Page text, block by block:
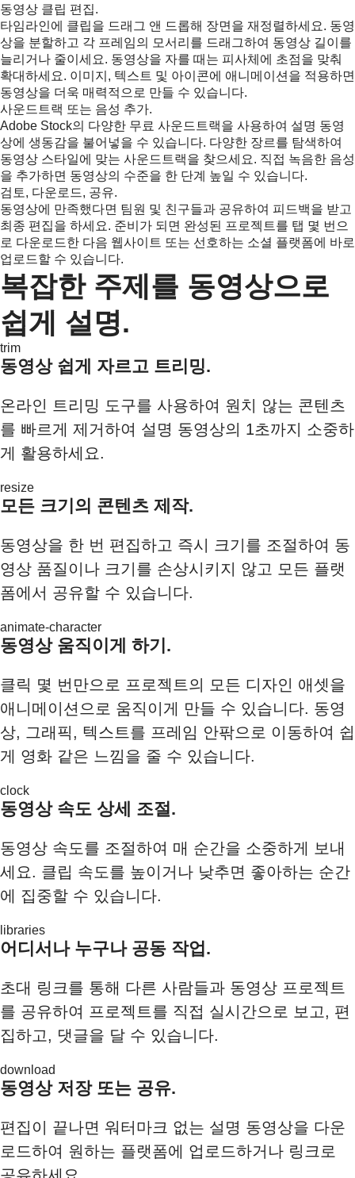
동영상 클립 편집.
타임라인에 클립을 드래그 앤 드롭해 장면을 재정렬하세요. 동영
상을 분할하고 각 프레임의 모서리를 드래그하여 동영상 길이를
늘리거나 줄이세요. 동영상을 자를 때는 피사체에 초점을 맞춰
확대하세요. 이미지, 텍스트 및 아이콘에 애니메이션을 적용하면
동영상을 더욱 매력적으로 만들 수 있습니다.
사운드트랙 또는 음성 추가.
Adobe Stock의 다양한 무료 사운드트랙을 사용하여 설명 동영
상에 생동감을 불어넣을 수 있습니다. 다양한 장르를 탐색하여
동영상 스타일에 맞는 사운드트랙을 찾으세요. 직접 녹음한 음성
을 추가하면 동영상의 수준을 한 단계 높일 수 있습니다.
검토, 다운로드, 공유.
동영상에 만족했다면 팀원 및 친구들과 공유하여 피드백을 받고
최종 편집을 하세요. 준비가 되면 완성된 프로젝트를 탭 몇 번으
로 다운로드한 다음 웹사이트 또는 선호하는 소셜 플랫폼에 바로
업로드할 수 있습니다.
복잡한 주제를 동영상으로
쉽게 설명.
trim
동영상 쉽게 자르고 트리밍.
온라인 트리밍 도구를 사용하여 원치 않는 콘텐츠
를 빠르게 제거하여 설명 동영상의 1초까지 소중하
게 활용하세요.
resize
모든 크기의 콘텐츠 제작.
동영상을 한 번 편집하고 즉시 크기를 조절하여 동
영상 품질이나 크기를 손상시키지 않고 모든 플랫
폼에서 공유할 수 있습니다.
animate-character
동영상 움직이게 하기.
클릭 몇 번만으로 프로젝트의 모든 디자인 애셋을
애니메이션으로 움직이게 만들 수 있습니다. 동영
상, 그래픽, 텍스트를 프레임 안팎으로 이동하여 쉽
게 영화 같은 느낌을 줄 수 있습니다.
clock
동영상 속도 상세 조절.
동영상 속도를 조절하여 매 순간을 소중하게 보내
세요. 클립 속도를 높이거나 낮추면 좋아하는 순간
에 집중할 수 있습니다.
libraries
어디서나 누구나 공동 작업.
초대 링크를 통해 다른 사람들과 동영상 프로젝트
를 공유하여 프로젝트를 직접 실시간으로 보고, 편
집하고, 댓글을 달 수 있습니다.
download
동영상 저장 또는 공유.
편집이 끝나면 워터마크 없는 설명 동영상을 다운
로드하여 원하는 플랫폼에 업로드하거나 링크로